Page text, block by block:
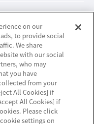
on our
to provide social
We share
with our social
who may
you have
from your
All Cookies] if
All Cookies] if
Please click
settings on